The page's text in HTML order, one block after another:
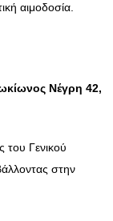
αιμοδοσία.
Νέγρη 42,
του Γενικού
στην